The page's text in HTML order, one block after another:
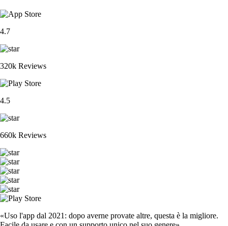
4.7
320k Reviews
4.5
660k Reviews
«Uso l'app dal 2021: dopo averne provate altre, questa è la migliore.